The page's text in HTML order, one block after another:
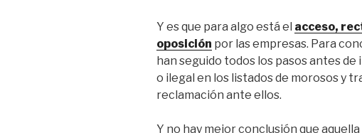
Y es que para algo está el acceso,
oposición por las empresas. Para
han seguido todos los pasos antes
o ilegal en los listados de morosos y
reclamación ante ellos.
Y no hay mejor conclusión que